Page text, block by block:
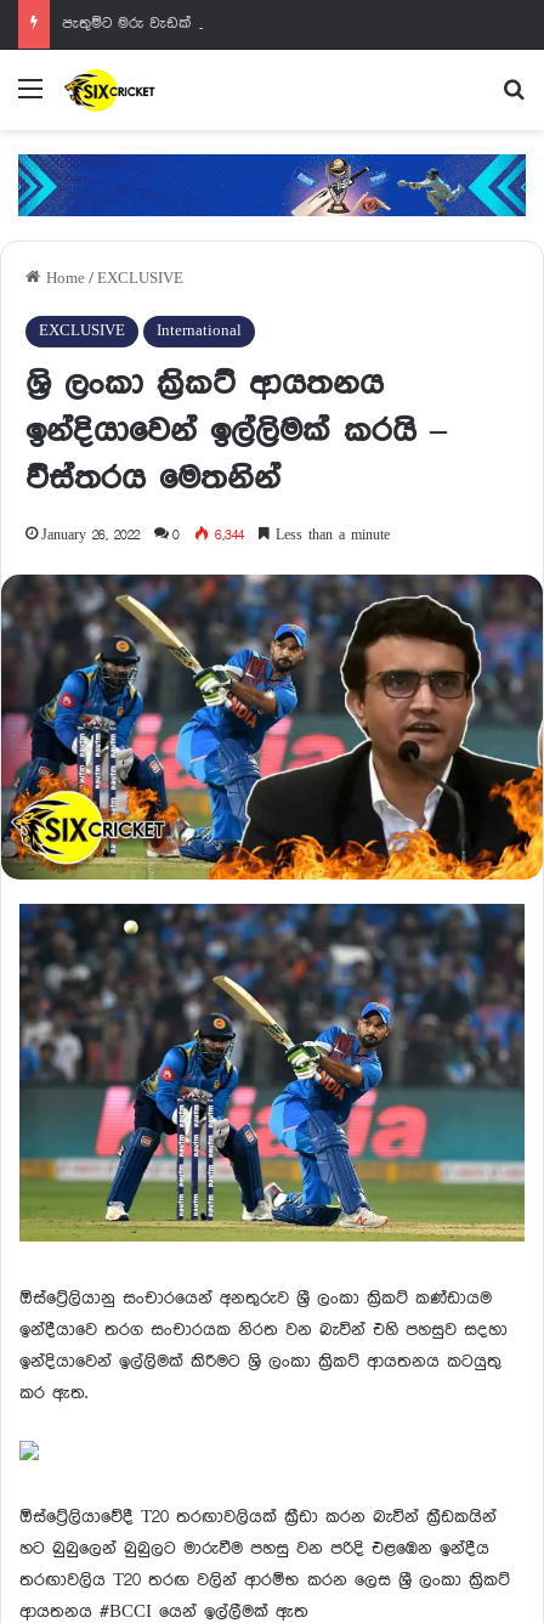
පැතුම්ට මරු වැඩක් වෙන්නයි යන්නේ
Menu
Home / EXCLUSIVE
EXCLUSIVE International
ශ්‍රි ලංකා ක්‍රිකට් ආයතනය
ඉන්දියාවෙන් ඉල්ලිමක් කරයි –
ව්ස්තරය මෙතනින්
January 26, 2022 0 6,344 Less than a minute
ඕස්ට්‍රේලියානු සංචාරයෙන් අනතුරුව ශ්‍රී ලංකා ක්‍රිකට් කණ්ඩායම
ඉන්දීයාවෙ තරග සංචාරයක නිරත වන බැවින් එහි පහසුව සදහා
ඉන්දියාවෙන් ඉල්ලිමක් කිරීමට ශ්‍රි ලංකා ක්‍රිකට් ආයතනය කටයුතු
කර ඇත.
ඕස්ට්‍රේලියාවේදී T20 තරඟාවලියක් ක්‍රීඩා කරන බැවින් ක්‍රීඩකයින්
හට බුබුලෙන් බුබුලට මාරුවීම පහසු වන පරිදි එළඹෙන ඉන්දීය
තරඟාවලිය T20 තරඟ වලින් ආරම්භ කරන ලෙස ශ්‍රී ලංකා ක්‍රිකට්
ආයතනය #BCCI යෙන් ඉල්ලීමක් ඇත